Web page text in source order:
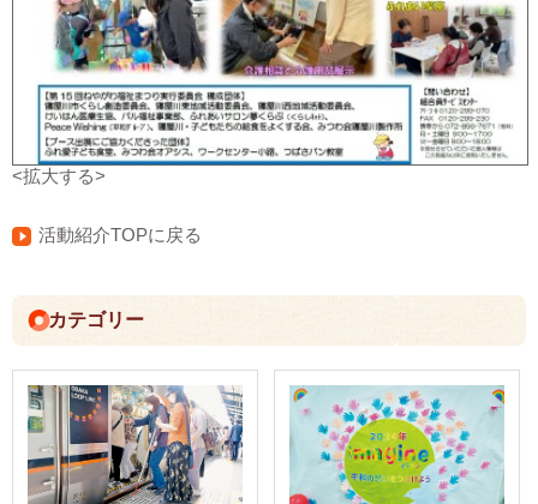
<拡大する>
活動紹介TOPに戻る
カテゴリー